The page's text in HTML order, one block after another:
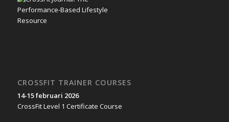
CROSSFIT TRAINER COURSES
14-15 februari 2026
CrossFit Level 1 Certificate Course